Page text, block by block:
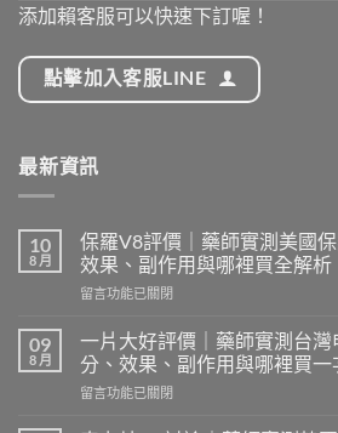
添加賴客服可以快速下訂喔！
點擊加入客服LINE
最新資訊
10
8 月
保羅V8評價｜藥師實測美國
效果、副作用與哪裡買全解析
在
V8
評
價
留言功能已關閉
09
8 月
一片大好評價｜藥師實測台
分、效果、副作用與哪裡買一
在
留言功能已關閉